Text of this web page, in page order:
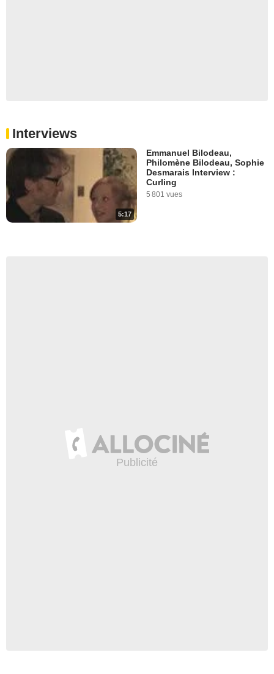
Interviews
5:17
Emmanuel Bilodeau,
Philomène Bilodeau, Sophie
Desmarais Interview :
Curling
5 801 vues